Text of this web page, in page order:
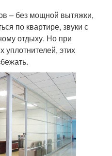
– без мощной вытяжки,
по квартире, звуки с
отдыху. Но при
уплотнителей, этих